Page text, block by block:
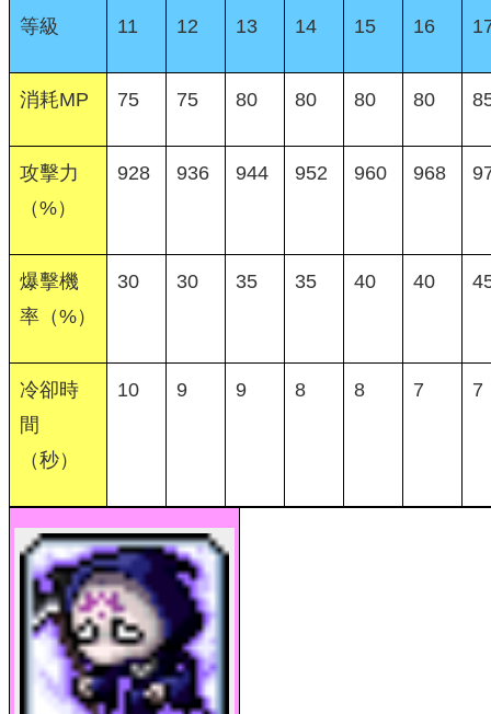
等級 11 12 13 14 15 16
消耗MP 75 75 80 80 80 80
攻擊力
（%）
928 936 944 952 960 968
爆擊機
率（%）
30 30 35 35 40 40
冷卻時
間
（秒）
10 9 9 8 8 7 7